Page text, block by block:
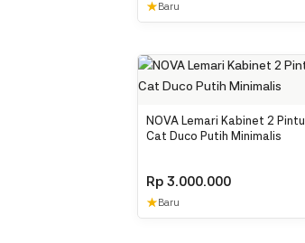
★ Baru
NOVA Lemari Kabinet 2 Pintu
Cat Duco Putih Minimalis
Rp 3.000.000
★ Baru